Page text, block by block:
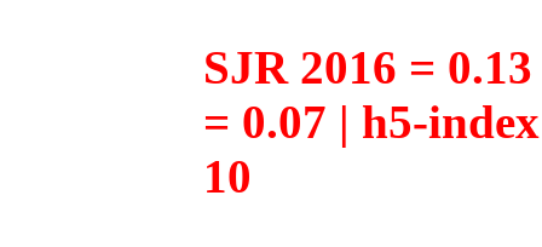
SJR 2016 =
= 0.07 | h5-
10